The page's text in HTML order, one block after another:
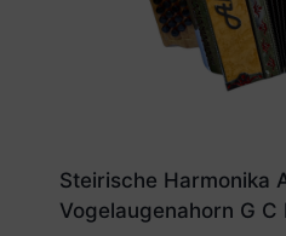
Steirische Harmonika
Vogelaugenahorn G C